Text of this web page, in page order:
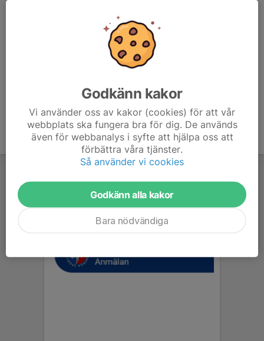
Godkänn kakor
Vi använder oss av kakor (cookies) för att vår
webbplats ska fungera bra för dig. De används
även för webbanalys i syfte att hjälpa oss att
förbättra våra tjänster.
Så använder vi cookies
Godkänn alla kakor
Bara nödvändiga